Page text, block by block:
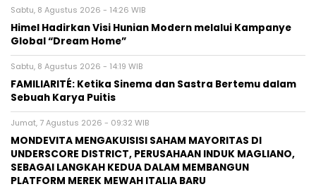
Sabtu, 8 Agustus 2026 - 14:26 WIB
Himel Hadirkan Visi Hunian Modern melalui Kampanye
Global “Dream Home”
Sabtu, 8 Agustus 2026 - 14:19 WIB
FAMILIARITÉ: Ketika Sinema dan Sastra Bertemu dalam
Sebuah Karya Puitis
Jumat, 7 Agustus 2026 - 09:32 WIB
MONDEVITA MENGAKUISISI SAHAM MAYORITAS DI
UNDERSCORE DISTRICT, PERUSAHAAN INDUK MAGLIANO,
SEBAGAI LANGKAH KEDUA DALAM MEMBANGUN
PLATFORM MEREK MEWAH ITALIA BARU